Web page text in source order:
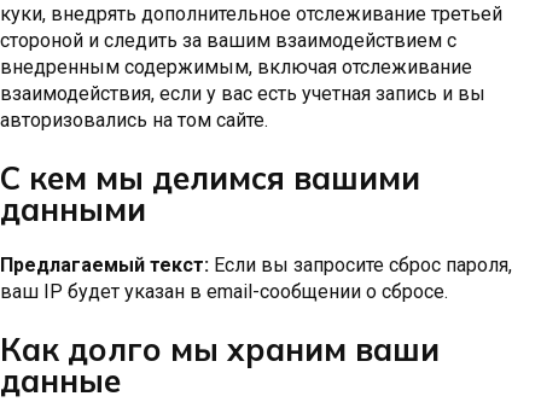
куки, внедрять дополнительное отслеживание третьей
стороной и следить за вашим взаимодействием с
внедренным содержимым, включая отслеживание
взаимодействия, если у вас есть учетная запись и вы
авторизовались на том сайте.
С кем мы делимся вашими
данными
Предлагаемый текст: Если вы запросите сброс пароля,
ваш IP будет указан в email-сообщении о сбросе.
Как долго мы храним ваши
данные